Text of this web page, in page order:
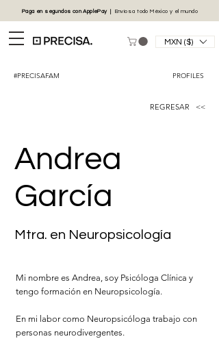
Paga en segundos conApplePay| Envíosa todo México y el mundo
MXN ($)
#PRECISAFAM PROFILES
REGRESAR <<
Andrea
García
Mtra. en Neuropsicología
Mi nombre es Andrea, soy Psicóloga Clínica y
tengo formación en Neuropsicología.
En mi labor como Neuropsicóloga trabajo con
personas neurodivergentes.